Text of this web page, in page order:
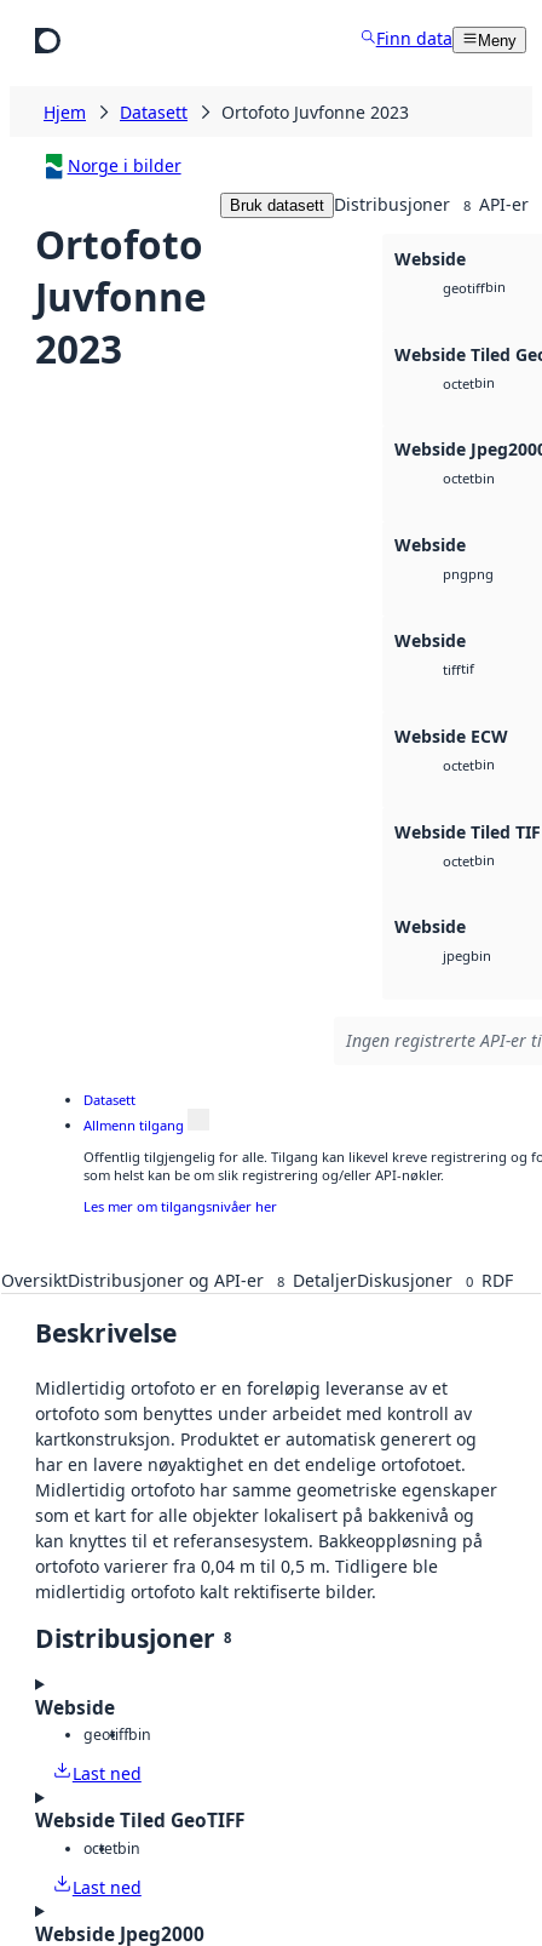
Finn data Meny
Hjem Datasett Ortofoto Juvfonne 2023
Norge i bilder
Ortofoto
Juvfonne
2023
Bruk datasett Distribusjoner 8 API-er
Webside
geotiffbin
Webside Tiled
octetbin
Webside
octetbin
Webside
pngpng
Webside
tifftif
Webside ECW
octetbin
Webside Tiled
octetbin
Webside
jpegbin
Ingen registrerte API-er
Datasett
Allmenn tilgang
Offentlig tilgjengelig for alle. Tilgang kan likevel kreve registrering og
som helst kan be om slik registrering og/eller API-nøkler.
Les mer om tilgangsnivåer her
OversiktDistribusjoner og API-er 8 DetaljerDiskusjoner 0 RDF
Beskrivelse
Midlertidig ortofoto er en foreløpig leveranse av et
ortofoto som benyttes under arbeidet med kontroll av
kartkonstruksjon. Produktet er automatisk generert og
har en lavere nøyaktighet en det endelige ortofotoet.
Midlertidig ortofoto har samme geometriske egenskaper
som et kart for alle objekter lokalisert på bakkenivå og
kan knyttes til et referansesystem. Bakkeoppløsning på
ortofoto varierer fra 0,04 m til 0,5 m. Tidligere ble
midlertidig ortofoto kalt rektifiserte bilder.
Distribusjoner 8
Webside
geotiffbin
Last ned
Webside Tiled GeoTIFF
octetbin
Last ned
Webside Jpeg2000